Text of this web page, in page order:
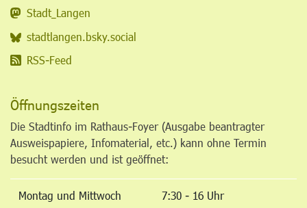
Stadt_Langen
stadtlangen.bsky.social
RSS-Feed
Öffnungszeiten
Die Stadtinfo im Rathaus-Foyer (Ausgabe beantragter
Ausweispapiere, Infomaterial, etc.) kann ohne Termin
besucht werden und ist geöffnet:
Montag und Mittwoch 7:30 - 16 Uhr